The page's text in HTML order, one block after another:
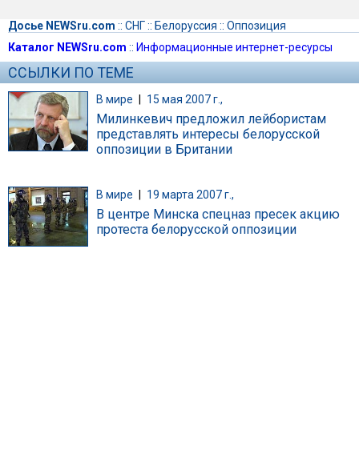
Досье NEWSru.com :: СНГ:: Белоруссия :: Оппозиция
Каталог NEWSru.com :: Информационные интернет-ресурсы
ССЫЛКИ ПО ТЕМЕ
В мире | 15 мая 2007 г.,
Милинкевич предложил лейбористам
представлять интересы белорусской
оппозиции в Британии
В мире 19 марта 2007 г.,
В центре Минска спецназ пресек акцию
протеста белорусской оппозиции